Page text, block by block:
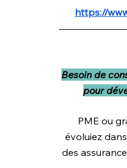
https://
Besoin de
pour
PME ou
évoluiez
des